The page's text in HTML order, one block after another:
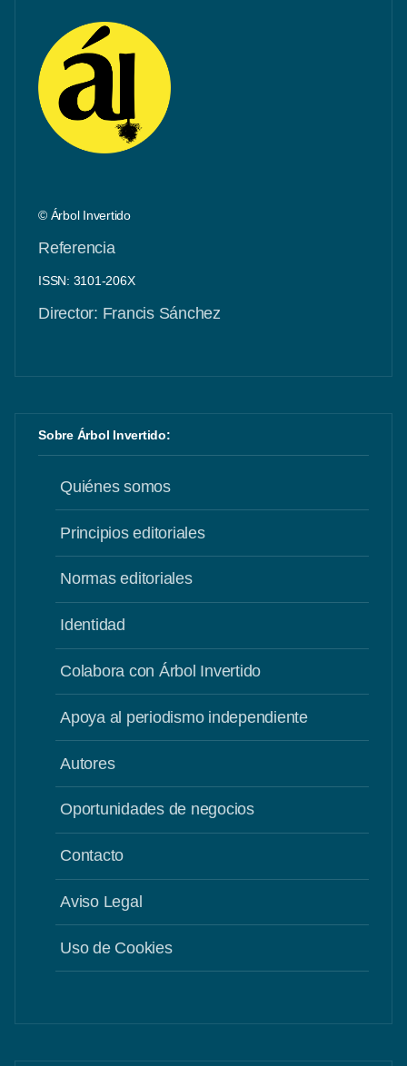
© Árbol Invertido
Referencia
ISSN: 3101-206X
Director: Francis Sánchez
Sobre Árbol Invertido:
Quiénes somos
Principios editoriales
Normas editoriales
Identidad
Colabora con Árbol Invertido
Apoya al periodismo independiente
Autores
Oportunidades de negocios
Contacto
Aviso Legal
Uso de Cookies